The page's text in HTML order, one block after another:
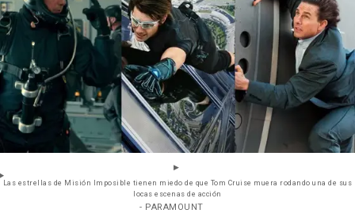
Las estrellas de Misión Imposible tienen miedo de que Tom Cruise muera rodando una de sus
locas escenas de acción
- PARAMOUNT